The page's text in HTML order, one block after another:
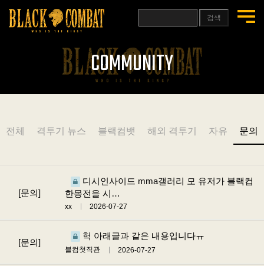
검색
COMMUNITY
전체 격투기 뉴스 블랙컴뱃 해외 격투기 자유 문의
[문의]
디시인사이드 mma갤러리 모 유저가 블랙컵
한몽전을 시…
xx 2026-07-27
[문의]
헉 아래글과 같은 내용입니다ㅠ
블컴첫직관 2026-07-27